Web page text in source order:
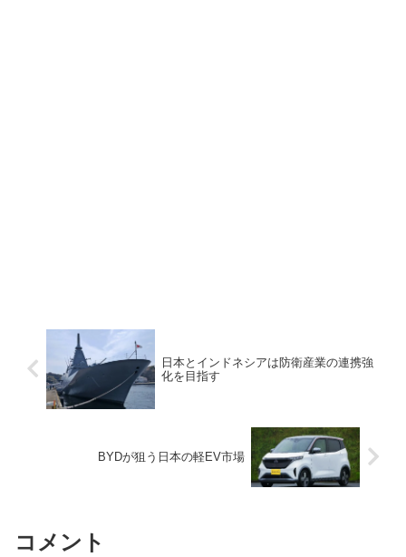
日本とインドネシアは防衛産業の連携強
化を目指す
BYDが狙う日本の軽EV市場
コメント